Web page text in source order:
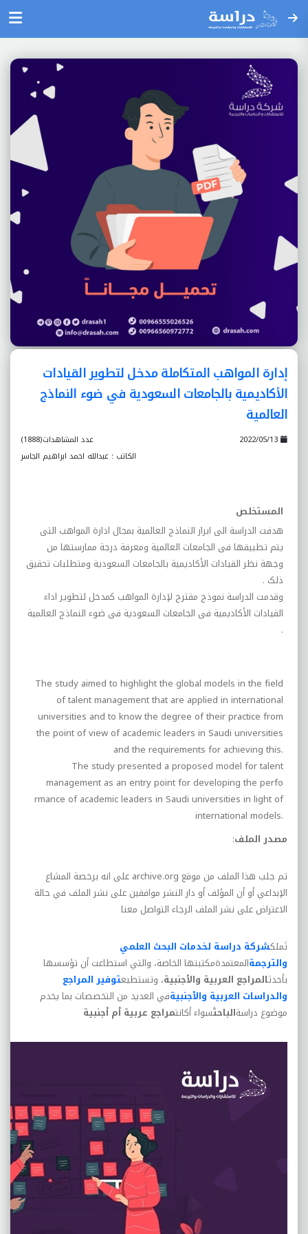
إدارة المواهب المتکاملة مدخل لتطوير القيادات
الأکاديمية بالجامعات السعودية في ضوء النماذج
العالمية
عدد المشاهدات(1888)
الكاتب : عبدالله احمد ابراهيم الجاسر
المستخلص
هدفت الدراسة الى ابراز النماذج العالمية بمجال ادارة المواهب التى
يتم تطبيقها فى الجامعات العالمية ومعرفة درجة ممارستها من
وجهة نظر القيادات الأکاديمية بالجامعات السعودية ومتطلبات تحقيق
ذلک .
وقدمت الدراسة نموذج مقترح لإدارة المواهب کمدخل لتطوير اداء
القيادات الأکاديمية فى الجامعات السعودية فى ضوء النماذج العالمية
.
The study aimed to highlight the global models in the field
of talent management that are applied in international
universities and to know the degree of their practice from
the point of view of academic leaders in Saudi universities
and the requirements for achieving this.
The study presented a proposed model for talent
management as an entry point for developing the perfo
rmance of academic leaders in Saudi universities in light of
international models.
مصدر الملف:
تم جلب هذا الملف من موقع archive.org على انه برخصة المشاع
الإبداعي أو أن المؤلف أو دار النشر موافقين على نشر الملف في حالة
الاعتراض على نشر الملف الرجاء التواصل معنا
تَملكشركة دراسة لخدمات البحث العلمي
والترجمةالمعتمدةمكتبتها الخاصة، والتي استطاعت أن تؤسسها
بأحدثالمراجع العربية والأجنبية، وتستطيعتوفير المراجع
والدراسات العربية والأجنبيةفي العديد من التخصصات بما يخدم
موضوع دراسةالباحثسواء أكانتمراجع عربية أم أجنبية